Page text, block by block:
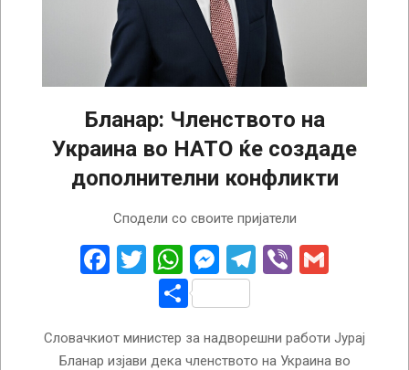
Бланар: Членството на
Украина во НАТО ќе создаде
дополнителни конфликти
Сподели со своите пријатели
Facebook
Twitter
WhatsApp
Messenger
Telegram
Viber
Share
Словачкиот министер за надворешни работи Јурај
Бланар изјави дека членството на Украина во